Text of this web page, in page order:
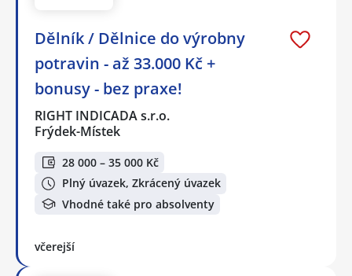
Dělník / Dělnice do výrobny
potravin - až 33.000 Kč +
bonusy - bez praxe!
RIGHT INDICADA s.r.o.
Frýdek-Místek
28 000 – 35 000 Kč
Plný úvazek, Zkrácený úvazek
Vhodné také pro absolventy
včerejší